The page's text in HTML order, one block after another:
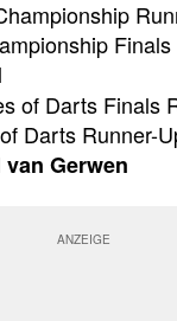
of Darts Finals
Darts Runner-
Gerwen